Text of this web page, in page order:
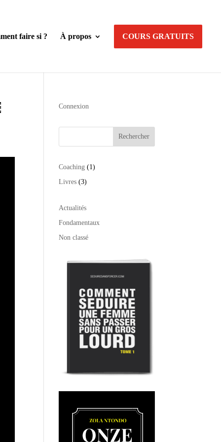
faire si ? À propos COURS GRATUITS
Connexion
Rechercher
Coaching 11
Livres 33
Actualités
Fondamentaux
Non classé